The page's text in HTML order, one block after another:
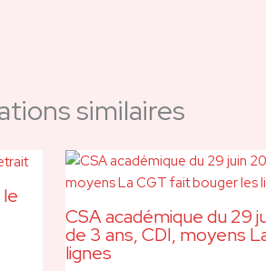
similaires
CSA académique du 29
de 3 ans, CDI, moyens
lignes